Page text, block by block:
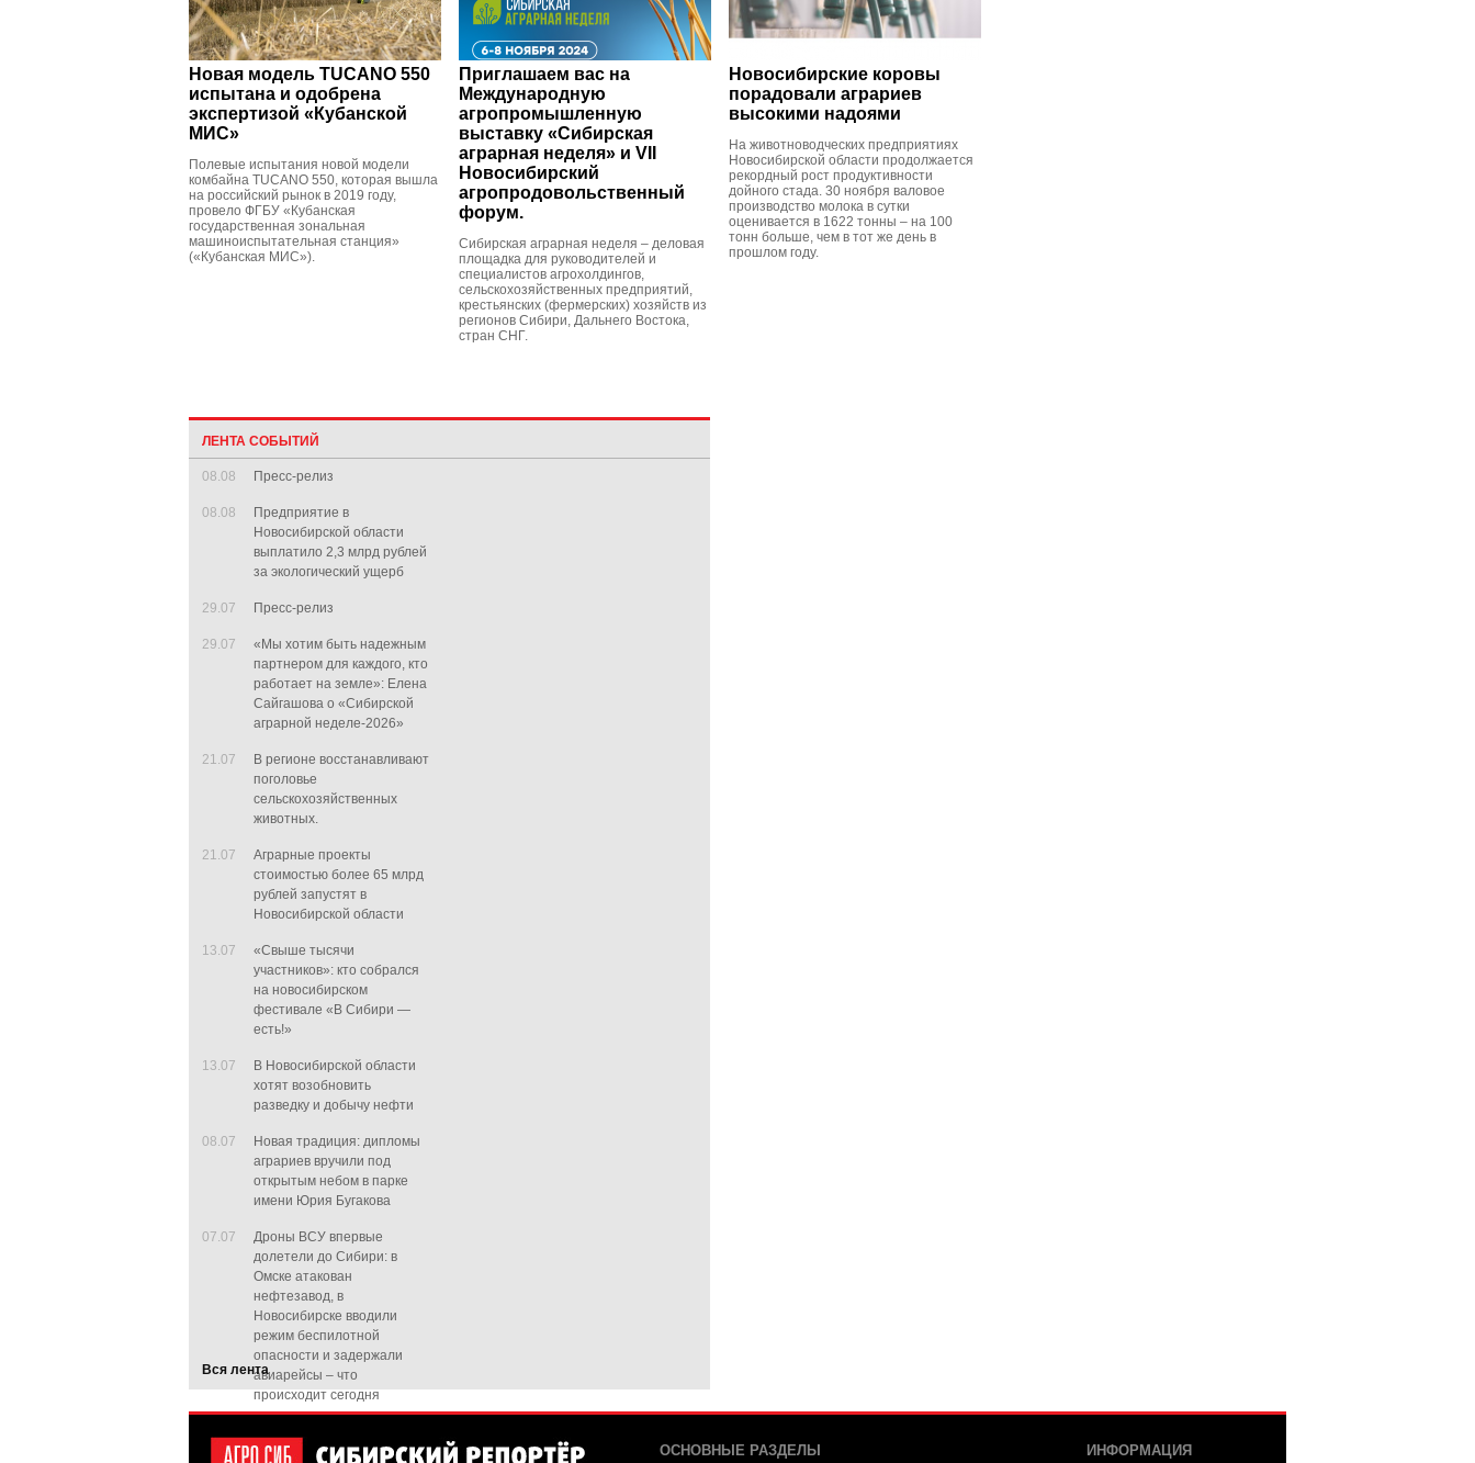
Новая модель TUCANO 550
испытана и одобрена
экспертизой «Кубанской
МИС»
Полевые испытания новой модели
комбайна TUCANO 550, которая вышла
на российский рынок в 2019 году,
провело ФГБУ «Кубанская
государственная зональная
машиноиспытательная станция»
(«Кубанская МИС»).
Приглашаем вас на
Международную
агропромышленную
выставку «Сибирская
аграрная неделя» и VII
Новосибирский
агропродовольственный
форум.
Сибирская аграрная неделя – деловая
площадка для руководителей и
специалистов агрохолдингов,
сельскохозяйственных предприятий,
крестьянских (фермерских) хозяйств из
регионов Сибири, Дальнего Востока,
стран СНГ.
Новосибирские коровы
порадовали аграриев
высокими надоями
На животноводческих предприятиях
Новосибирской области продолжается
рекордный рост продуктивности
дойного стада. 30 ноября валовое
производство молока в сутки
оценивается в 1622 тонны – на 100
тонн больше, чем в тот же день в
прошлом году.
ЛЕНТА СОБЫТИЙ
08.08 Пресс-релиз
08.08
Предприятие в
Новосибирской области
выплатило 2,3 млрд рублей
за экологический ущерб
29.07 Пресс-релиз
29.07
«Мы хотим быть надежным
партнером для каждого, кто
работает на земле»: Елена
Сайгашова о «Сибирской
аграрной неделе-2026»
21.07
В регионе восстанавливают
поголовье
сельскохозяйственных
животных.
21.07
Аграрные проекты
стоимостью более 65 млрд
рублей запустят в
Новосибирской области
13.07
«Свыше тысячи
участников»: кто собрался
на новосибирском
фестивале «В Сибири —
есть!»
13.07
В Новосибирской области
хотят возобновить
разведку и добычу нефти
08.07
Новая традиция: дипломы
аграриев вручили под
открытым небом в парке
имени Юрия Бугакова
07.07
Дроны ВСУ впервые
долетели до Сибири: в
Омске атакован
нефтезавод, в
Новосибирске вводили
режим беспилотной
опасности и задержали
авиарейсы – что
происходит сегодня
Вся лента
ОСНОВНЫЕ РАЗДЕЛЫ ИНФОРМАЦИЯ